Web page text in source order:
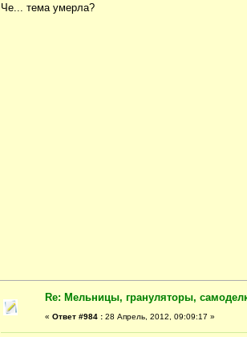
Че... тема умерла?
Re: Мельницы, грануляторы,
« Ответ #984 : 28 Апрель, 2012, 09:09:17 »